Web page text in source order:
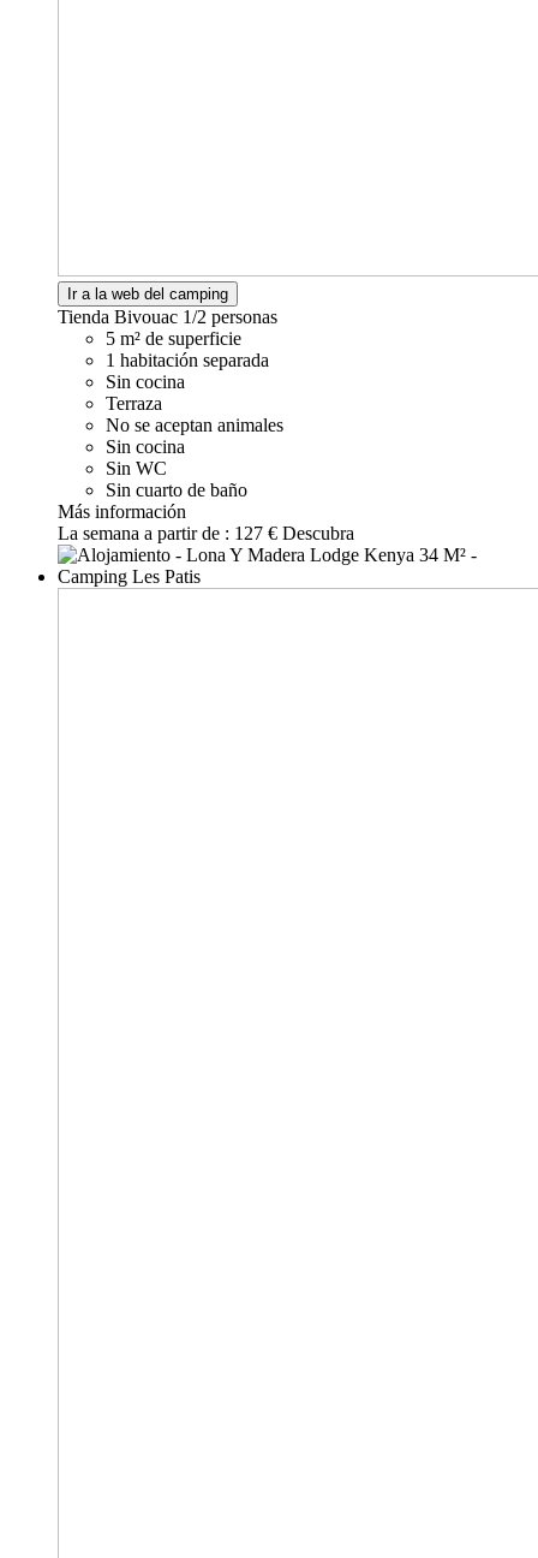
Ir a la web del camping
Tienda Bivouac 1/2 personas
5 m² de superficie
1 habitación separada
Sin cocina
Terraza
No se aceptan animales
Sin cocina
Sin WC
Sin cuarto de baño
Más información
La semana a partir de : 127 € Descubra